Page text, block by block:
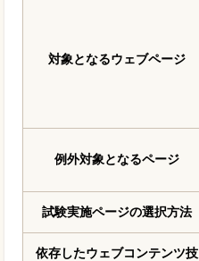
対象となるウェブページ
例外対象となるページ
試験実施ページの選択方法
依存したウェブコンテンツ技